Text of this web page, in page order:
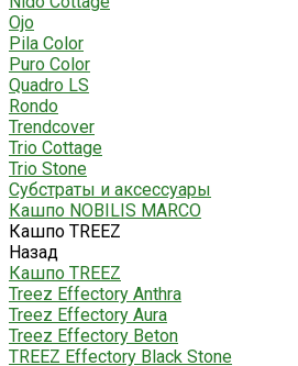
Ojo
Pila Color
Puro Color
Quadro LS
Rondo
Trendcover
Trio Cottage
Trio Stone
Субстраты и аксессуары
Кашпо NOBILIS MARCO
Кашпо TREEZ
Назад
Кашпо TREEZ
Treez Effectory Anthra
Treez Effectory Aura
Treez Effectory Beton
TREEZ Effectory Black Stone